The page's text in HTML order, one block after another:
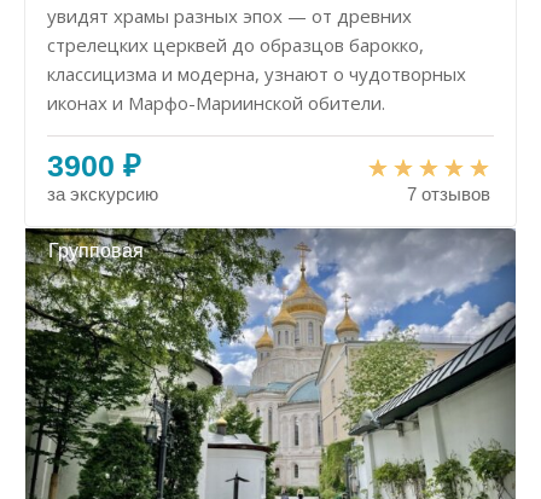
увидят храмы разных эпох — от древних
стрелецких церквей до образцов барокко,
классицизма и модерна, узнают о чудотворных
иконах и Марфо-Мариинской обители.
3900 ₽
за экскурсию 7 отзывов
Групповая